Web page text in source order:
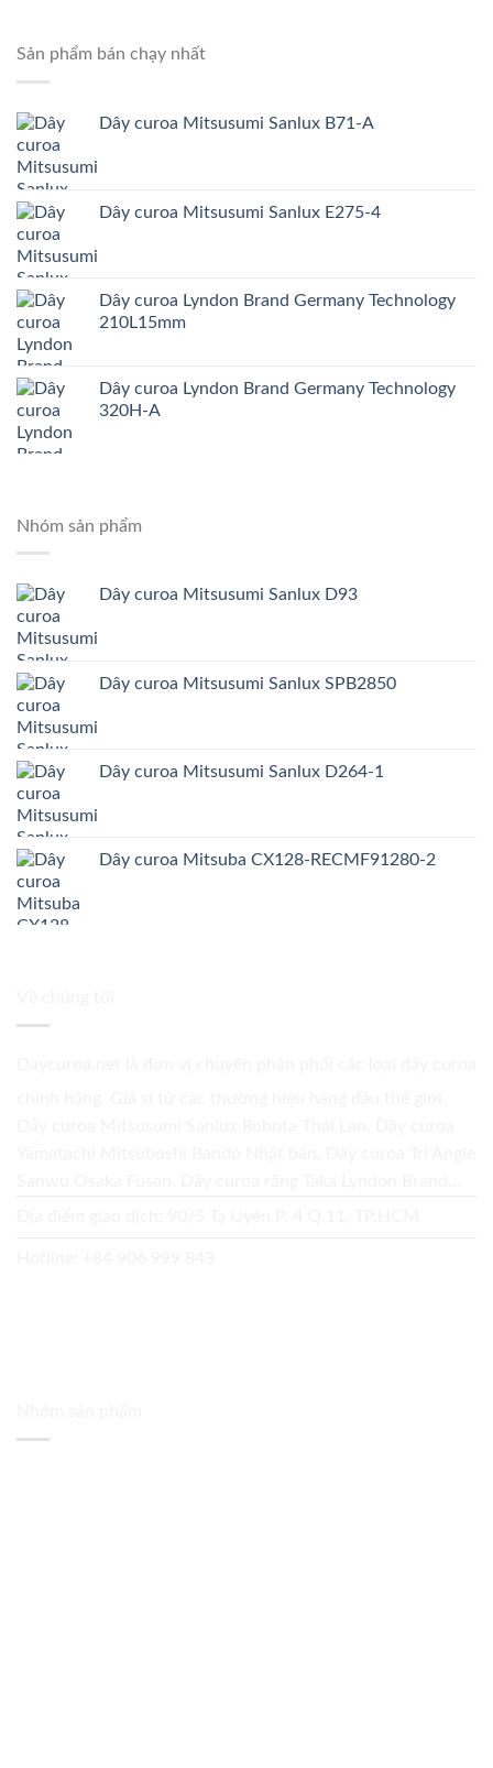
Sản phẩm bán chạy nhất
Dây curoa Mitsusumi Sanlux B71-A
Dây curoa Mitsusumi Sanlux E275-4
Dây curoa Lyndon Brand Germany Technology
210L15mm
Dây curoa Lyndon Brand Germany Technology
320H-A
Nhóm sản phẩm
Dây curoa Mitsusumi Sanlux D93
Dây curoa Mitsusumi Sanlux SPB2850
Dây curoa Mitsusumi Sanlux D264-1
Dây curoa Mitsuba CX128-RECMF91280-2